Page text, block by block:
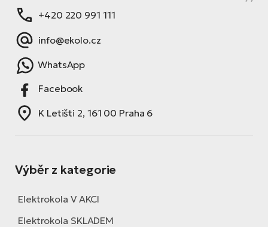
+420 220 991 111
info@ekolo.cz
WhatsApp
Facebook
K Letišti 2, 161 00 Praha 6
Výběr z kategorie
Elektrokola V AKCI
Elektrokola SKLADEM